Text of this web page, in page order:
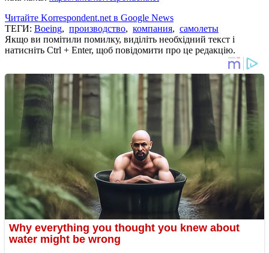
Читайте Korrespondent.net в Google News
ТЕГИ: Boeing, производство, компания, самолеты
Якщо ви помітили помилку, виділіть необхідний текст і
натисніть Ctrl + Enter, щоб повідомити про це редакцію.